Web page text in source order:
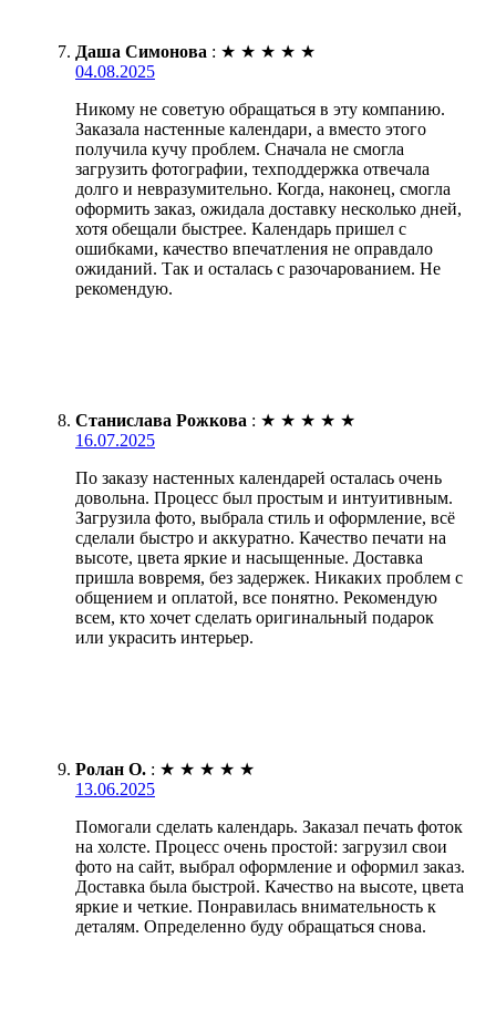
Даша Симонова : ★ ★ ★ ★ ★
04.08.2025
Никому не советую обращаться в эту компанию.
Заказала настенные календари, а вместо этого
получила кучу проблем. Сначала не смогла
загрузить фотографии, техподдержка отвечала
долго и невразумительно. Когда, наконец, смогла
оформить заказ, ожидала доставку несколько дней,
хотя обещали быстрее. Календарь пришел с
ошибками, качество впечатления не оправдало
ожиданий. Так и осталась с разочарованием. Не
рекомендую.
Станислава Рожкова : ★ ★ ★ ★ ★
16.07.2025
По заказу настенных календарей осталась очень
довольна. Процесс был простым и интуитивным.
Загрузила фото, выбрала стиль и оформление, всё
сделали быстро и аккуратно. Качество печати на
высоте, цвета яркие и насыщенные. Доставка
пришла вовремя, без задержек. Никаких проблем с
общением и оплатой, все понятно. Рекомендую
всем, кто хочет сделать оригинальный подарок
или украсить интерьер.
Ролан О. : ★ ★ ★ ★ ★
13.06.2025
Помогали сделать календарь. Заказал печать фоток
на холсте. Процесс очень простой: загрузил свои
фото на сайт, выбрал оформление и оформил заказ.
Доставка была быстрой. Качество на высоте, цвета
яркие и четкие. Понравилась внимательность к
деталям. Определенно буду обращаться снова.